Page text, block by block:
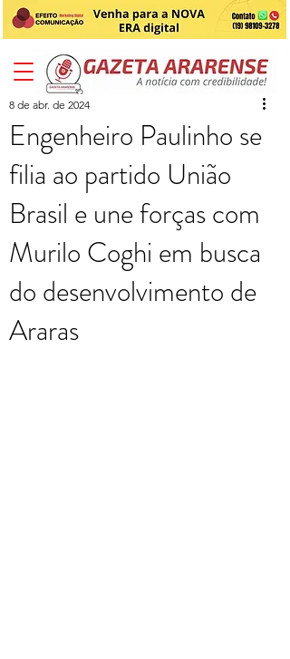
Engenheiro Paulinho se
filia ao partido União
Brasil e une forças com
Murilo Coghi em busca
do desenvolvimento de
Araras
8 de abr. de 2024